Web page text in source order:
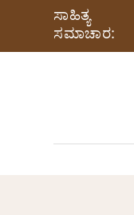
ಸಾಹಿತ್ಯ
ಸಮಾಚಾರ: